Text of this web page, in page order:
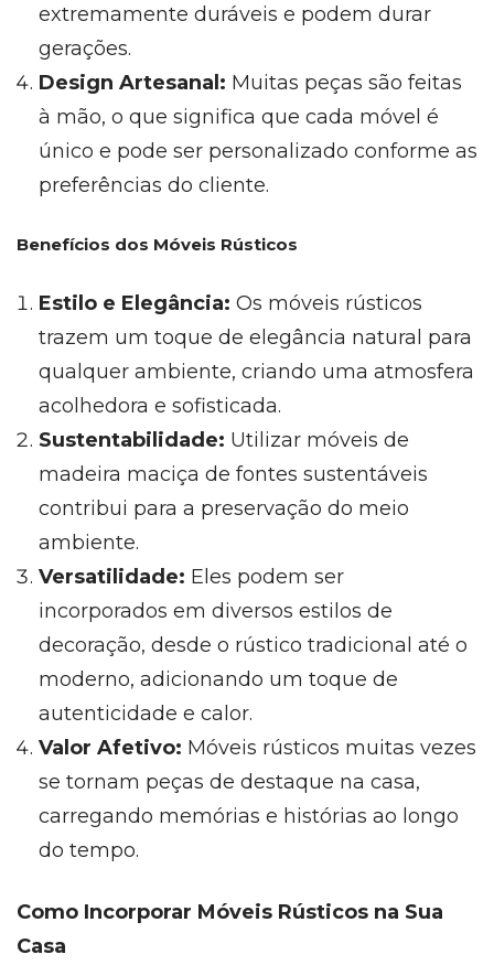
extremamente duráveis e podem durar
gerações.
Design Artesanal: Muitas peças são feitas
à mão, o que significa que cada móvel é
único e pode ser personalizado conforme as
preferências do cliente.
Benefícios dos Móveis Rústicos
Estilo e Elegância: Os móveis rústicos
trazem um toque de elegância natural para
qualquer ambiente, criando uma atmosfera
acolhedora e sofisticada.
Sustentabilidade: Utilizar móveis de
madeira maciça de fontes sustentáveis
contribui para a preservação do meio
ambiente.
Versatilidade: Eles podem ser
incorporados em diversos estilos de
decoração, desde o rústico tradicional até o
moderno, adicionando um toque de
autenticidade e calor.
Valor Afetivo: Móveis rústicos muitas vezes
se tornam peças de destaque na casa,
carregando memórias e histórias ao longo
do tempo.
Como Incorporar Móveis Rústicos na Sua
Casa